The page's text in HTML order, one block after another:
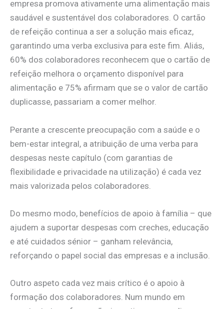
empresa promova ativamente uma alimentação mais
saudável e sustentável dos colaboradores. O cartão
de refeição continua a ser a solução mais eficaz,
garantindo uma verba exclusiva para este fim. Aliás,
60% dos colaboradores reconhecem que o cartão de
refeição melhora o orçamento disponível para
alimentação e 75% afirmam que se o valor de cartão
duplicasse, passariam a comer melhor.
Perante a crescente preocupação com a saúde e o
bem-estar integral, a atribuição de uma verba para
despesas neste capítulo (com garantias de
flexibilidade e privacidade na utilização) é cada vez
mais valorizada pelos colaboradores.
Do mesmo modo, benefícios de apoio à família – que
ajudem a suportar despesas com creches, educação
e até cuidados sénior – ganham relevância,
reforçando o papel social das empresas e a inclusão.
Outro aspeto cada vez mais crítico é o apoio à
formação dos colaboradores. Num mundo em